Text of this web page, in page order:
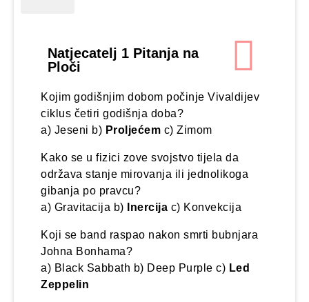
Natjecatelj 1 Pitanja na
Ploči
Kojim godišnjim dobom počinje Vivaldijev
ciklus četiri godišnja doba?
a) Jeseni b) Proljećem c) Zimom
Kako se u fizici zove svojstvo tijela da
održava stanje mirovanja ili jednolikoga
gibanja po pravcu?
a) Gravitacija b)
Inercija c) Konvekcija
Koji se band raspao nakon smrti bubnjara
Johna Bonhama?
a) Black Sabbath b) Deep Purple c) Led
Zeppelin